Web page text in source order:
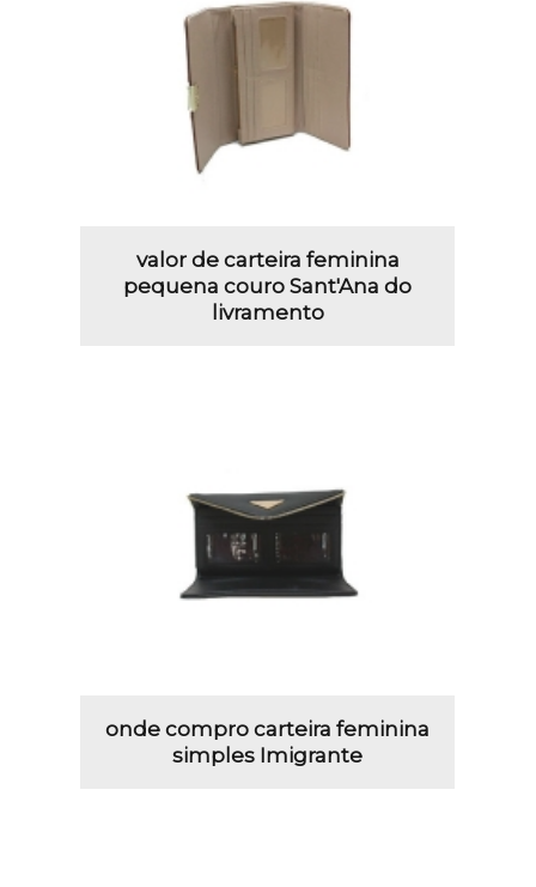
valor de carteira feminina
pequena couro Sant'Ana do
livramento
onde compro carteira feminina
simples Imigrante